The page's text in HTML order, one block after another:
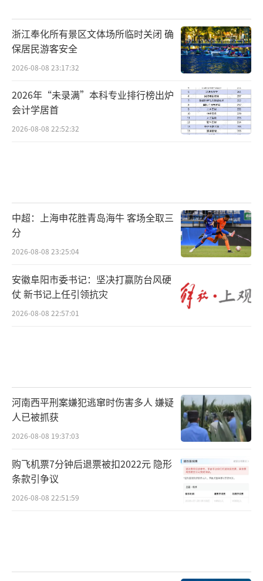
浙江奉化所有景区文体场所临时关闭 确
保居民游客安全
2026-08-08 23:17:32
2026年“未录满”本科专业排行榜出炉
会计学居首
2026-08-08 22:52:32
中超：上海申花胜青岛海牛 客场全取三
分
2026-08-08 23:25:04
安徽阜阳市委书记：坚决打赢防台风硬
仗 新书记上任引领抗灾
2026-08-08 22:57:01
河南西平刑案嫌犯逃窜时伤害多人 嫌疑
人已被抓获
2026-08-08 19:37:03
购飞机票7分钟后退票被扣2022元 隐形
条款引争议
2026-08-08 22:51:59